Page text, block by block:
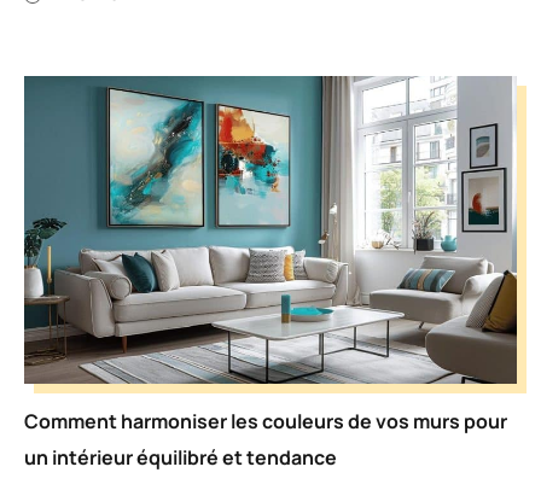
Comment harmoniser les couleurs de vos murs pour
un intérieur équilibré et tendance